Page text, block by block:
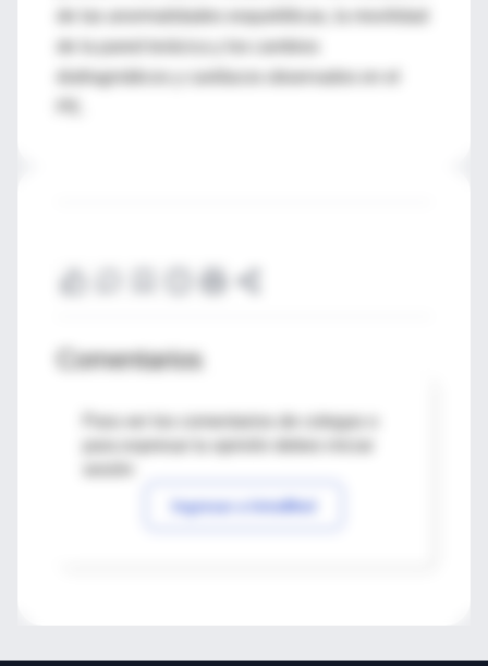
de las anormalidades esqueléticas, la movilidad
diafragmáticos y cardíacos observados en el
Comentarios
Para ver los comentarios de colegas o
Ingresar a IntraMed